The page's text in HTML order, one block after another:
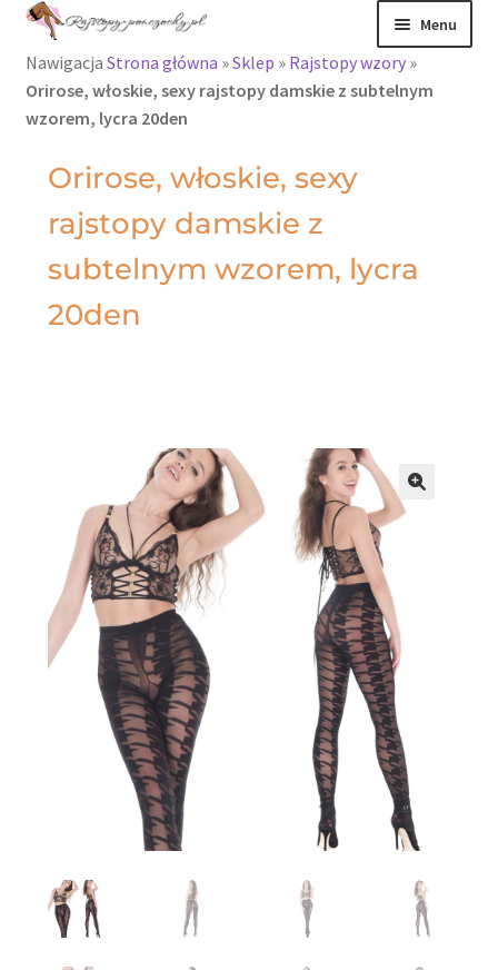
Menu
Rajstopy
Pończochy i
zakolanówki
Podkolanówki i
skarpetki
Nawigacja Strona główna »Sklep » Rajstopy wzory»
Orirose, włoskie, sexy rajstopy damskie z subtelnym
wzorem, lycra 20den
Orirose, włoskie, sexy
rajstopy damskie z
subtelnym wzorem, lycra
20den